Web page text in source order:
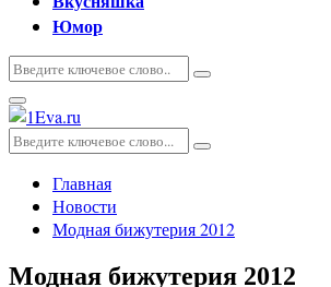
Юмор
Искать:
Поиск
Основное
меню
Искать:
Поиск
Главная
Новости
Модная бижутерия 2012
Модная бижутерия 2012